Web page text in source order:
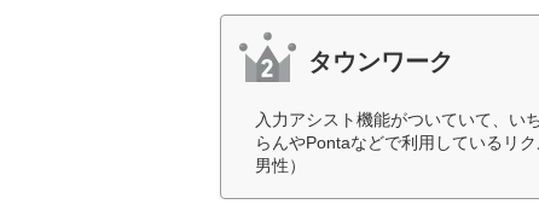
タウンワーク
入力アシスト機能がついていて、い
らんやPontaなどで利用しているリ
男性）